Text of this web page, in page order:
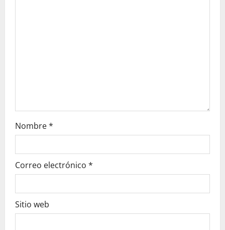
Nombre*
Correo electrónico *
Sitio web